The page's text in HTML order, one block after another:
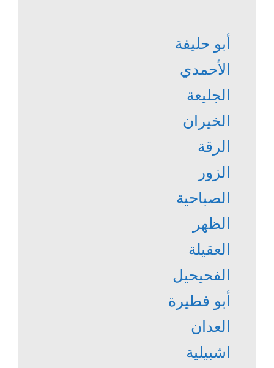
أبو حليفة
الأحمدي
الجليعة
الخيران
الرقة
الزور
الصباحية
الظهر
العقيلة
الفحيحيل
أبو فطيرة
العدان
اشبيلية